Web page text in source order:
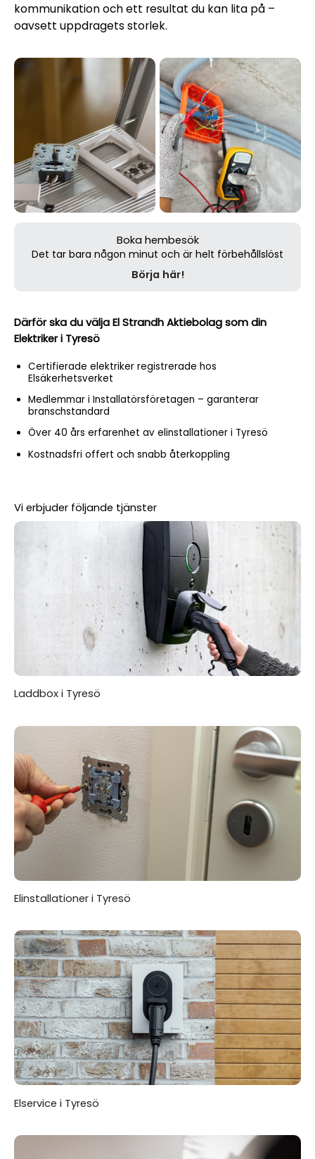
kommunikation och ett resultat du kan lita på –
oavsett uppdragets storlek.
Boka hembesök
Det tar bara någon minut och är helt förbehållslöst
Börja här!
Därför ska du välja El Strandh Aktiebolag som din
Elektriker i Tyresö
Certifierade elektriker registrerade hos
Elsäkerhetsverket
Medlemmar i Installatörsföretagen – garanterar
branschstandard
Över 40 års erfarenhet av elinstallationer i Tyresö
Kostnadsfri offert och snabb återkoppling
Vi erbjuder följande tjänster
Laddbox i Tyresö
Elinstallationer i Tyresö
Elservice i Tyresö